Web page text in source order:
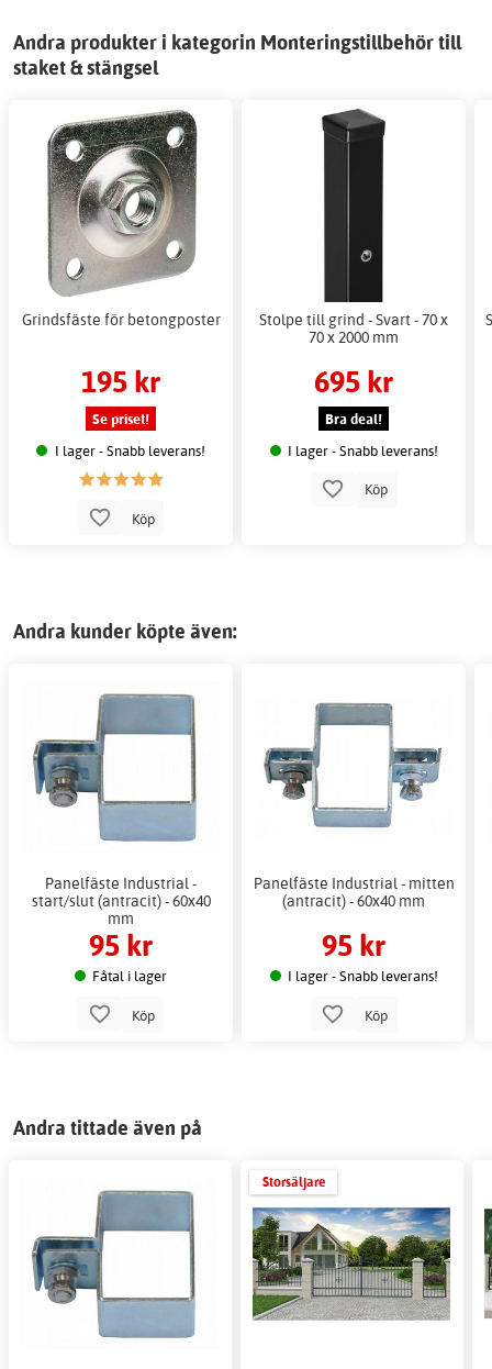
Andra produkter i kategorin Monteringstillbehör till
staket & stängsel
Grindsfäste för betongposter
195 kr
Se priset!
I lager - Snabb leverans!
Köp
Stolpe till grind - Svart - 70 x
70 x 2000 mm
695 kr
Bra deal!
I lager - Snabb leverans!
Köp
Andra kunder köpte även:
Panelfäste Industrial -
start/slut (antracit) - 60x40
mm
95 kr
Fåtal i lager
Köp
Panelfäste Industrial - mitten
(antracit) - 60x40 mm
95 kr
I lager - Snabb leverans!
Köp
Andra tittade även på
Storsäljare